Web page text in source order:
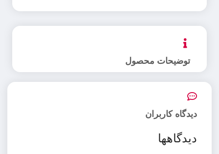
توضیحات محصول
دیدگاه کاربران
دیدگاهها